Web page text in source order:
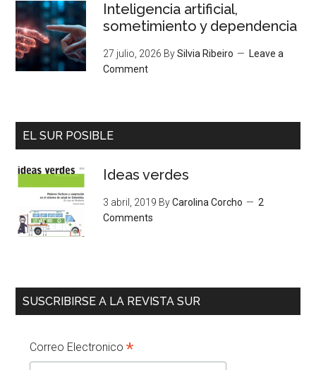
Inteligencia artificial,
sometimiento y dependencia
27 julio, 2026 BySilvia Ribeiro
Leave a
Comment
EL SUR POSIBLE
Ideas verdes
3 abril, 2019 ByCarolina Corcho
2
Comments
SUSCRIBIRSE A LA REVISTA SUR
Correo Electronico*